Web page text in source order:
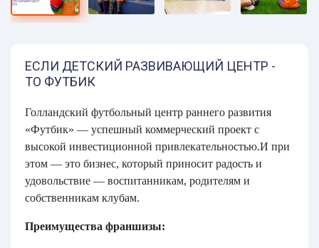
ЕСЛИ ДЕТСКИЙ РАЗВИВАЮЩИЙ ЦЕНТР -
ТО ФУТБИК
Голландский футбольный центр раннего развития
«Футбик» — успешный коммерческий проект с
высокой инвестиционной привлекательностью.И при
этом — это бизнес, который приносит радость и
удовольствие — воспитанникам, родителям и
собственникам клубам.
Преимущества франшизы: